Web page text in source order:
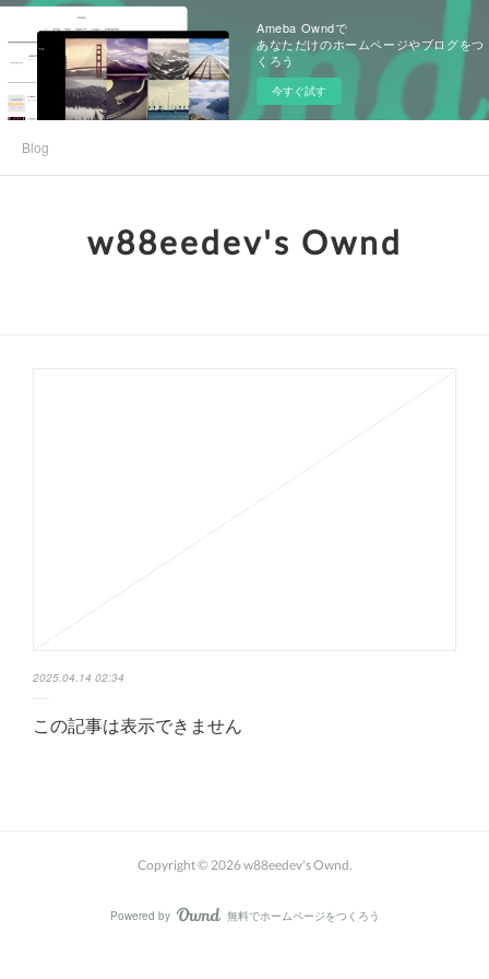
Ameba Owndで
あなただけのホームページやブログをつ
くろう
今すぐ試す
Blog
w88eedev's Ownd
2025.04.14 02:34
この記事は表示できません
Copyright © 2026w88eedev's Ownd.
Powered by AmebaOwnd
無料でホームページをつくろう